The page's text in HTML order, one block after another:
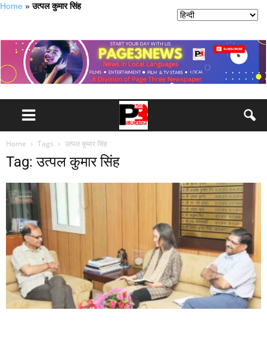
Home »उत्पल कुमार सिंह
Home Tags उत्पल कुमार सिंह
Tag: उत्पल कुमार सिंह